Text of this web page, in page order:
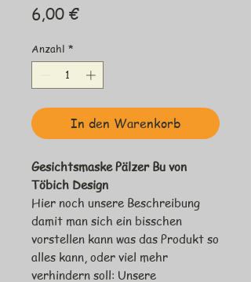
6,00 €Preis
Anzahl *
In den Warenkorb
Gesichtsmaske Pälzer Bu von
Töbich Design
Hier noch unsere Beschreibung
damit man sich ein bisschen
vorstellen kann was das Produkt so
alles kann, oder viel mehr
verhindern soll: Unsere